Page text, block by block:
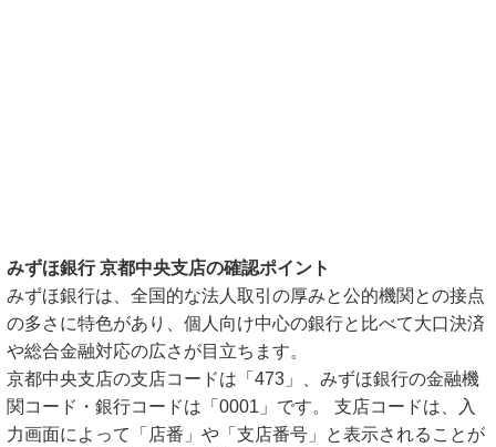
みずほ銀行 京都中央支店の確認ポイント
みずほ銀行は、全国的な法人取引の厚みと公的機関との接点
の多さに特色があり、個人向け中心の銀行と比べて大口決済
や総合金融対応の広さが目立ちます。
京都中央支店の支店コードは「473」、みずほ銀行の金融機
関コード・銀行コードは「0001」です。 支店コードは、入
力画面によって「店番」や「支店番号」と表示されることが